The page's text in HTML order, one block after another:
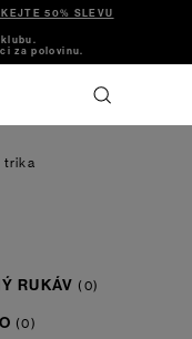
50% SLEVU
za polovinu.
trika
RUKÁV